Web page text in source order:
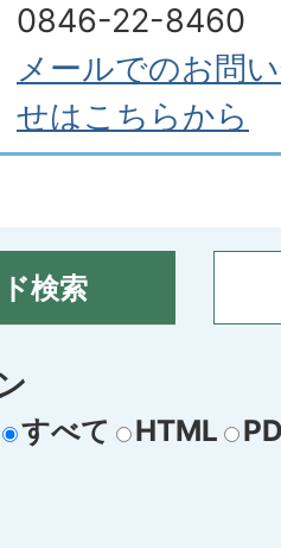
0846-22-8460
メールでのお問
せはこちらから
検索
すべて HTML